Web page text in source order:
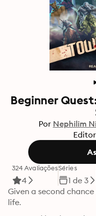
Beginner
Por Nephilim
Editor
324 Avaliações
4
Séries
1 de 3
Given a second
life.